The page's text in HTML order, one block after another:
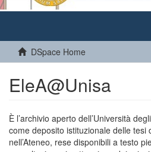
DSpace Home
EleA@Unisa
È l’archivio aperto dell’Università
come deposito istituzionale delle tesi
nell’Ateneo, rese disponibili a testo